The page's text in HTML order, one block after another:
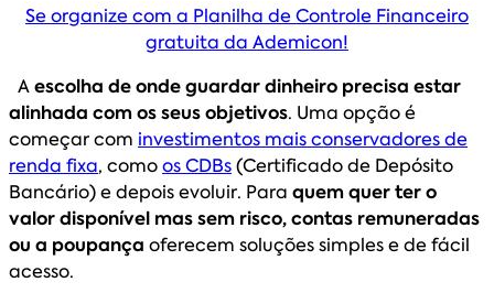
Se organize com a Planilha de Controle Financeiro
gratuita da Ademicon!
Aescolha de onde guardar dinheiro precisa estar
alinhada com os seus objetivos. Uma opção é
começar com investimentos mais conservadores de
renda fixa, comoos CDBs(Certificado de Depósito
Bancário) e depois evoluir. Para quem quer ter o
valor disponível mas sem risco, contas remuneradas
ou a poupança oferecem soluções simples e de fácil
acesso.